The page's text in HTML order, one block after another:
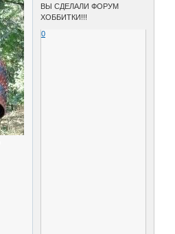
ВЫ СДЕЛАЛИ ФОРУМ
ХОББИТКИ!!!
0